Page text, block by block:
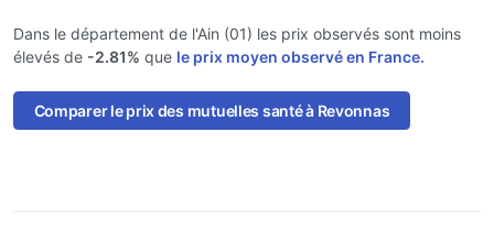
Dans le département de l'Ain (01) les prix observés sont moins
élevés de -2.81% que le prix moyen observé en France.
Comparer le prix des mutuelles santé à Revonnas